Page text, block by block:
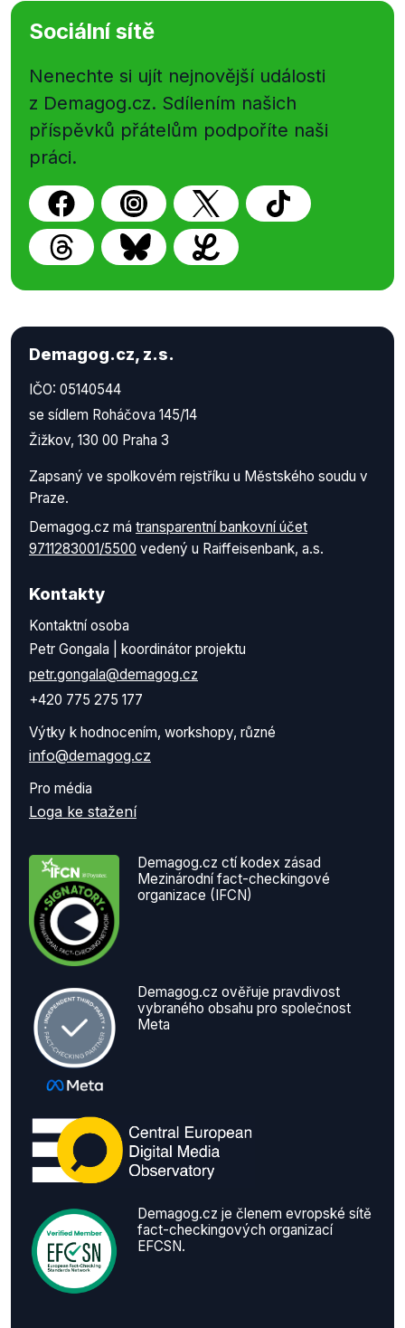
Sociální sítě
Nenechte si ujít nejnovější události
z Demagog.cz. Sdílením našich
příspěvků přátelům podpoříte naši
práci.
Demagog.cz, z.s.
IČO: 05140544
se sídlem Roháčova 145/14
Žižkov, 130 00 Praha 3
Zapsaný ve spolkovém rejstříku u Městského soudu v
Praze.
Demagog.cz má transparentní bankovní účet
9711283001/5500 vedený u Raiffeisenbank, a.s.
Kontakty
Kontaktní osoba
Petr Gongala | koordinátor projektu
petr.gongala@demagog.cz
+420 775 275 177
Výtky k hodnocením, workshopy, různé
info@demagog.cz
Pro média
Loga ke stažení
Demagog.cz ctí kodex zásad
Mezinárodní fact-checkingové
organizace (IFCN)
Demagog.cz ověřuje pravdivost
vybraného obsahu pro společnost
Meta
Demagog.cz je členem evropské sítě
fact-checkingových organizací
EFCSN.